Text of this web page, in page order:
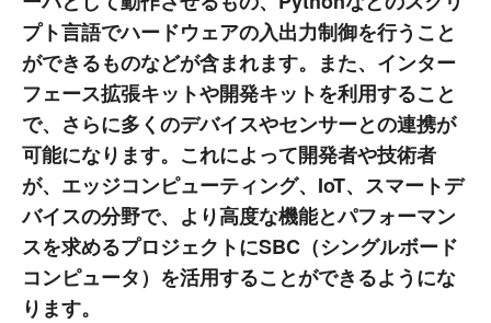
プト言語でハードウェアの入出力制御を行うこと
ができるものなどが含まれます。また、インター
フェース拡張キットや開発キットを利用すること
で、さらに多くのデバイスやセンサーとの連携が
可能になります。これによって開発者や技術者
が、エッジコンピューティング、IoT、スマートデ
バイスの分野で、より高度な機能とパフォーマン
スを求めるプロジェクトにSBC（シングルボード
コンピュータ）を活用することができるようにな
ります。